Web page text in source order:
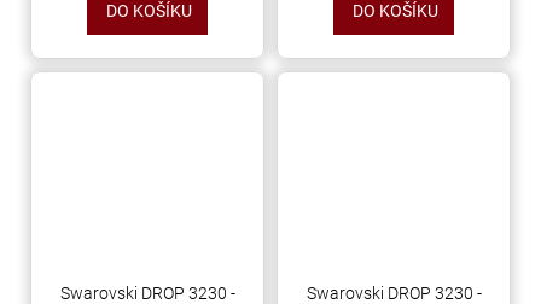
DO KOŠÍKU DO KOŠÍKU
Swarovski DROP 3230 -
Swarovski DROP 3230 -